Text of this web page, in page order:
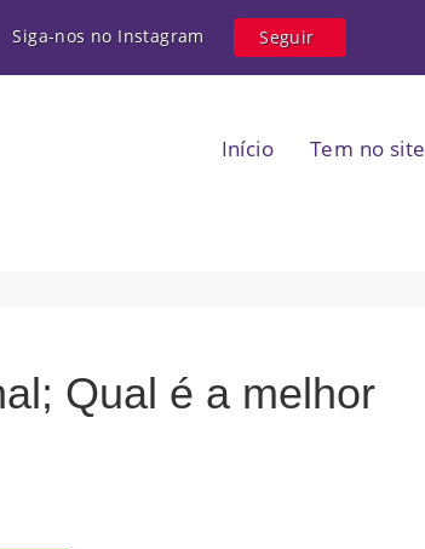
Siga-nos no Instagram Seguir
Início Tem no site
Qual é a melhor